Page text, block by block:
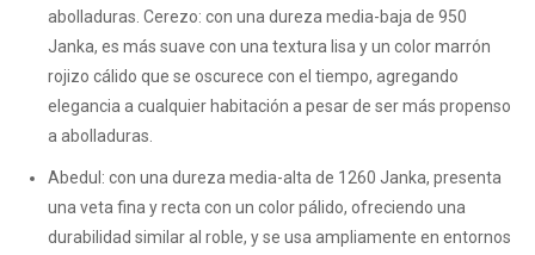
abolladuras. Cerezo: con una dureza media-baja de 950
Janka, es más suave con una textura lisa y un color marrón
rojizo cálido que se oscurece con el tiempo, agregando
elegancia a cualquier habitación a pesar de ser más propenso
a abolladuras.
Abedul: con una dureza media-alta de 1260 Janka, presenta
una veta fina y recta con un color pálido, ofreciendo una
durabilidad similar al roble, y se usa ampliamente en entornos